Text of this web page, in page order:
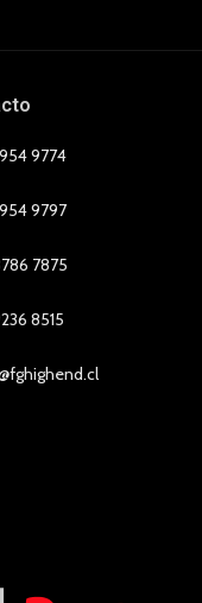
9774
9797
7875
8515